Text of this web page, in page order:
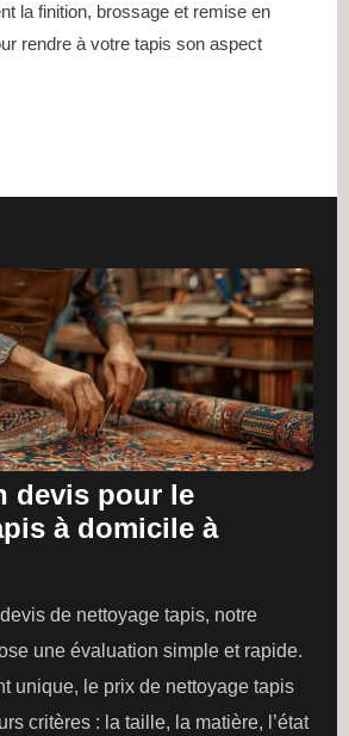
la finition, brossage et remise en
rendre à votre tapis son aspect
devis pour le
à domicile à
de nettoyage tapis, notre
une évaluation simple et rapide.
unique, le prix de nettoyage tapis
critères : la taille, la matière, l’état